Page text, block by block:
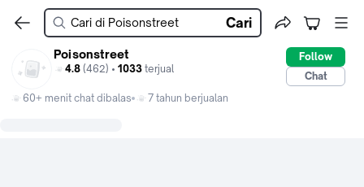
Cari
Poisonstreet
4.8 (462) • 1033 terjual
Follow
Chat
60+ menit chat dibalas
7 tahun berjualan